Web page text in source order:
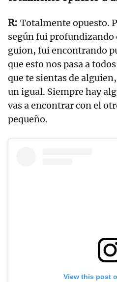
Totalmente opuesto.
según fui profundizando
guion, fui encontrando
que esto nos pasa a
que te sientas de
un igual. Siempre hay
vas a encontrar con el
pequeño.
View this post